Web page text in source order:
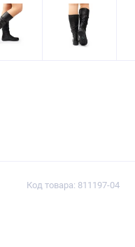
Код товара: 811197-04